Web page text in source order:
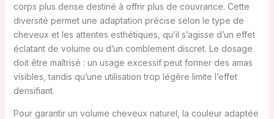
corps plus dense destiné à offrir plus de couvrance. Cette
diversité permet une adaptation précise selon le type de
cheveux et les attentes esthétiques, qu’il s’agisse d’un effet
éclatant de volume ou d’un comblement discret. Le dosage
doit être maîtrisé : un usage excessif peut former des amas
visibles, tandis qu’une utilisation trop légère limite l’effet
densifiant.
Pour garantir un volume cheveux naturel, la couleur adaptée